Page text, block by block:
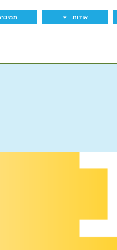
אודות תמיכה